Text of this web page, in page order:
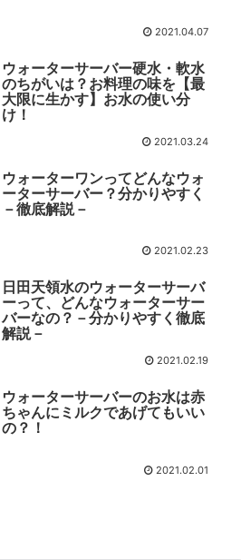
2021.04.07
ウォーターサーバー硬水・軟水
のちがいは？お料理の味を【最
大限に生かす】お水の使い分
け！
2021.03.24
ウォーターワンってどんなウォ
ーターサーバー？分かりやすく
－徹底解説－
2021.02.23
日田天領水のウォーターサーバ
ーって、どんなウォーターサー
バーなの？－分かりやすく徹底
解説－
2021.02.19
ウォーターサーバーのお水は赤
ちゃんにミルクであげてもいい
の？！
2021.02.01